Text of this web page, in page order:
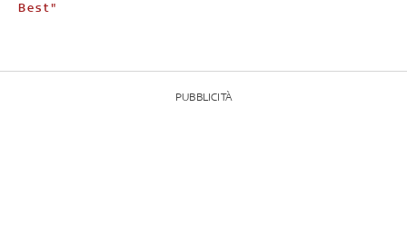
Best"
PUBBLICITÀ